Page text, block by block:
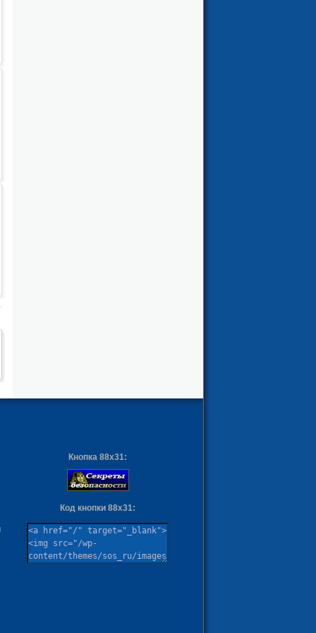
Кнопка 88х31:
Код кнопки 88х31: